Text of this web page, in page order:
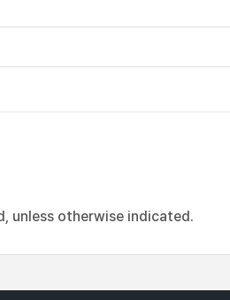
unless otherwise indicated.